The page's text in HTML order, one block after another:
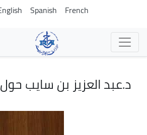
Skip
to
main
content
Spanish French
د.عبد العزيز بن سايب